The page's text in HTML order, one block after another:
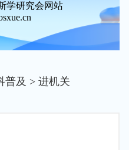
学研究会网站
普及 > 进机关